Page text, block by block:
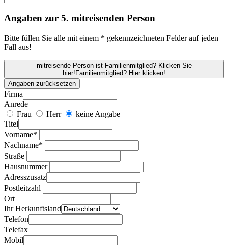
Angaben zur 5. mitreisenden Person
Bitte füllen Sie alle mit einem * gekennzeichneten Felder auf jeden
Fall aus!
mitreisende Person ist Familienmitglied? Klicken Sie
hier! Familienmitglied? Hier klicken!
Angaben zurücksetzen
Firma
Anrede
Frau
Herr
keine Angabe
Titel
Vorname*
Nachname*
Straße
Hausnummer
Adresszusatz
Postleitzahl
Ort
Ihr Herkunftsland
Telefon
Telefax
Mobil